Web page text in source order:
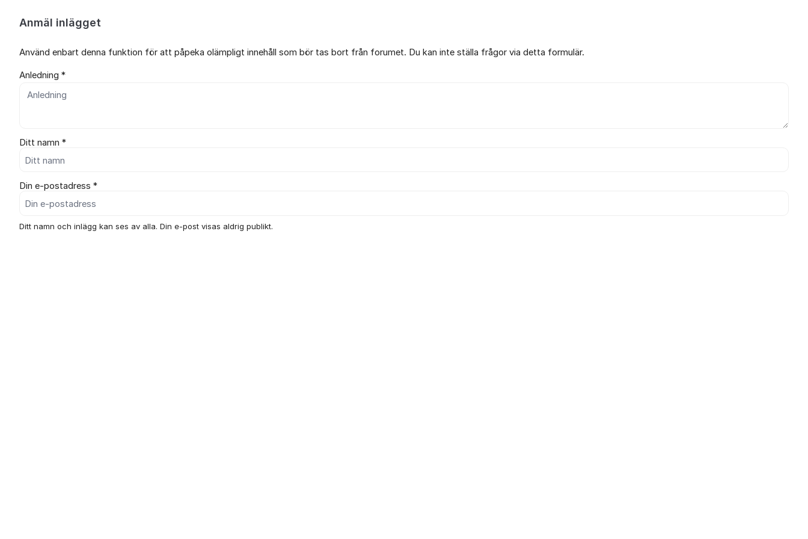
Anmäl inlägget
Använd enbart denna funktion för att påpeka olämpligt innehåll som bör tas bort från forumet. Du kan inte ställa frågor via detta formulär.
Anledning *
Ditt namn *
Din e-postadress *
Ditt namn och inlägg kan ses av alla. Din e-post visas aldrig publikt.